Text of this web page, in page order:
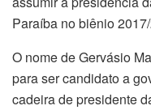
Paraíba no biênio
O nome de Gervásio
para ser candidato a
cadeira de presidente